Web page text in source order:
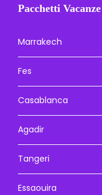
Pacchetti Vacanze
Marrakech
Fes
Casablanca
Agadir
Tangeri
Essaouira